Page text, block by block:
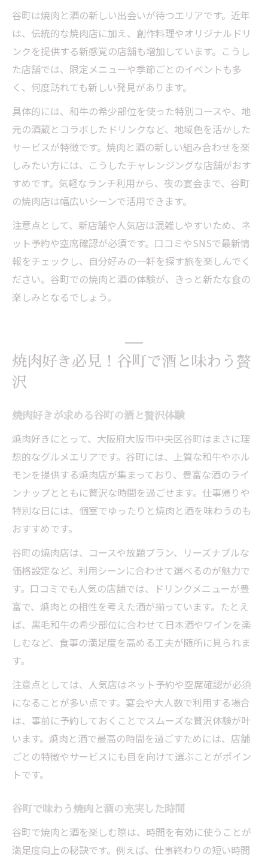
谷町は焼肉と酒の新しい出会いが待つエリアです。近年
は、伝統的な焼肉店に加え、創作料理やオリジナルドリ
ンクを提供する新感覚の店舗も増加しています。こうし
た店舗では、限定メニューや季節ごとのイベントも多
く、何度訪れても新しい発見があります。
具体的には、和牛の希少部位を使った特別コースや、地
元の酒蔵とコラボしたドリンクなど、地域色を活かした
サービスが特徴です。焼肉と酒の新しい組み合わせを楽
しみたい方には、こうしたチャレンジングな店舗がおす
すめです。気軽なランチ利用から、夜の宴会まで、谷町
の焼肉店は幅広いシーンで活用できます。
注意点として、新店舗や人気店は混雑しやすいため、ネ
ット予約や空席確認が必須です。口コミやSNSで最新情
報をチェックし、自分好みの一軒を探す旅を楽しんでく
ださい。谷町での焼肉と酒の体験が、きっと新たな食の
楽しみとなるでしょう。
焼肉好き必見！谷町で酒と味わう贅
沢
焼肉好きが求める谷町の酒と贅沢体験
焼肉好きにとって、大阪府大阪市中央区谷町はまさに理
想的なグルメエリアです。谷町には、上質な和牛やホル
モンを提供する焼肉店が集まっており、豊富な酒のライ
ンナップとともに贅沢な時間を過ごせます。仕事帰りや
特別な日には、個室でゆったりと焼肉と酒を味わうのも
おすすめです。
谷町の焼肉店は、コースや放題プラン、リーズナブルな
価格設定など、利用シーンに合わせて選べるのが魅力で
す。口コミでも人気の店舗では、ドリンクメニューが豊
富で、焼肉との相性を考えた酒が揃っています。たとえ
ば、黒毛和牛の希少部位に合わせて日本酒やワインを楽
しむなど、食事の満足度を高める工夫が随所に見られま
す。
注意点としては、人気店はネット予約や空席確認が必須
になることが多い点です。宴会や大人数で利用する場合
は、事前に予約しておくことでスムーズな贅沢体験が叶
います。焼肉と酒で最高の時間を過ごすためには、店舗
ごとの特徴やサービスにも目を向けて選ぶことがポイン
トです。
谷町で味わう焼肉と酒の充実した時間
谷町で焼肉と酒を楽しむ際は、時間を有効に使うことが
満足度向上の秘訣です。例えば、仕事終わりの短い時間